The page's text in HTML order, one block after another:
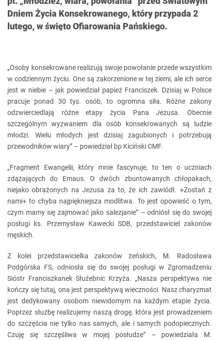
Dniem Życia Konsekrowanego, który przypada 2
lutego, w święto Ofiarowania Pańskiego.
„Osoby konsekrowane realizują swoje powołanie przede wszystkim
w codziennym życiu. One są zakorzenione w tej ziemi, ale ich serce
jest w niebie – jak powiedział papież Franciszek. Dzisiaj w Polsce
pracuje ponad 30 tys. osób, to ogromna siła. Różne zakony
odzwierciedlają różne etapy życia Pana Jezusa. Obecnie
szczególnym wyzwaniem dla osób konsekrowanych są ludzie
młodzi. Wielu młodych jest dzisiaj zagubionych i potrzebują
przewodników wiary” – powiedział bp Kiciński CMF.
„Fragment Ewangelii, który mnie fascynuje, to ten o uczniach
zdążających do Emaus. O dwóch zbuntowanych chłopakach,
niejako obrażonych na Jezusa za to, że ich zawiódł. +Zostań z
nami+ to chyba najpiękniejsza modlitwa. To jest opowieść o tym,
czym mamy się zajmować jako salezjanie” – odniósł się do swojej
posługi ks. Przemysław Kawecki SDB, przedstawiciel zakonów
męskich.
Z kolei przedstawicielka zakonów żeńskich, M. Radosława
Podgórska FS, odniosła się do swojej posługi w Zgromadzeniu
Sióstr Franciszkanek Służebnic Krzyża. „Nasza perspektywa nie
kończy się tutaj, ona jest perspektywą wieczności. Nasz charyzmat
jest dedykowany osobom niewidomym na każdym etapie życia.
Poprzez służbę realizujemy naszą drogę, która jest prowadzeniem
do szczęścia nie tylko nas samych, ale i samych podopiecznych.
Czuję się szczęśliwa w mojej posłudze” – powiedziała M.